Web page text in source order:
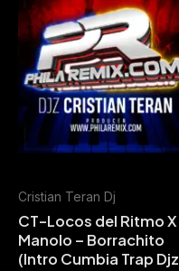
Cristian Teran Dj
CT-Locos del Ritmo X
Manolo – Borrachito
(Intro Cumbia Trap Djz